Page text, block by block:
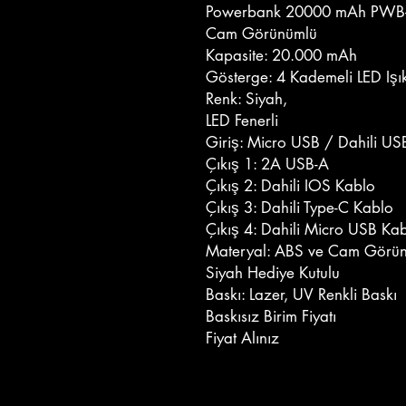
Powerbank 20000 mAh
Cam Görünümlü
Kapasite: 20.000 mAh
Gösterge: 4 Kademeli LED
Renk: Siyah,
LED Fenerli
Giriş: Micro USB / Dahili
Çıkış 1: 2A USB-A
Çıkış 2: Dahili IOS Kablo
Çıkış 3: Dahili Type-C Kablo
Çıkış 4: Dahili Micro USB
Materyal: ABS ve Cam
Siyah Hediye Kutulu
Baskı: Lazer, UV Renkli Baskı
Baskısız Birim Fiyatı
Fiyat Alınız